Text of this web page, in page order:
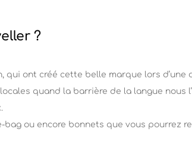
?
ont créé cette belle marque lors d’une
quand la barrière de la langue nous
ou encore bonnets que vous pourrez